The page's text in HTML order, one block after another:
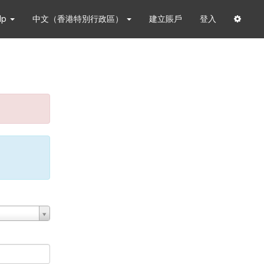
中文（香港特別行政區） 建立賬戶 登入